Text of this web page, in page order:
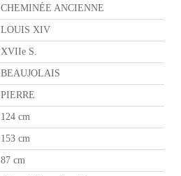
CHEMINÉE ANCIENNE
LOUIS XIV
XVIIe S.
BEAUJOLAIS
PIERRE
124 cm
153 cm
87 cm